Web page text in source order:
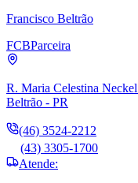
Francisco Beltrão
FCBParceira
R. Maria Celestina
Beltrão - PR
(46) 3524-2212
(43) 3305-1700
Atende: